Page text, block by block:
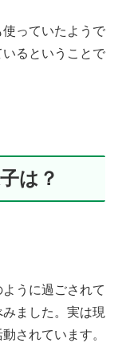
っていたようで
るということで
は？
うに過ごされて
ました。実は現
されています。